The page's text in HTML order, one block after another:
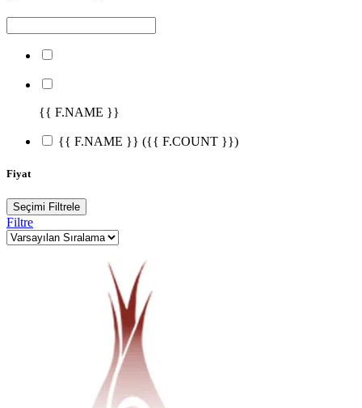
{{ F.NAME }}
{{ F.NAME }} ({{ F.COUNT }})
Fiyat
Seçimi Filtrele
Filtre